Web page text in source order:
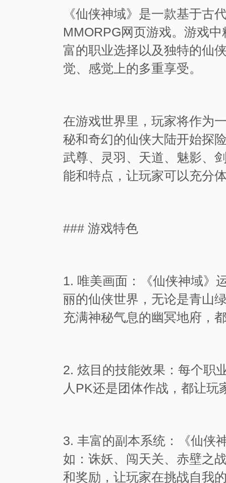
《仙侠神域》是一款基于古
MMORPG网页游戏。游戏
富的职业选择以及独特的仙
觉、感觉上的多重享受。
在游戏世界里，玩家将作为
秘和奇幻的仙侠大陆开始探
武尊、灵羽、天道、魅影、
能和特点，让玩家可以充分
### 游戏特色
1. 唯美画面：《仙侠神域》
丽的仙侠世界，无论是青山
充满神秘气息的幽冥地府，
2. 炫目的技能效果：每个职
人PK还是团体作战，都让
3. 丰富的副本系统：《仙侠
如：诛妖、闯天关、赤壁之
和奖励，让玩家在挑战自我